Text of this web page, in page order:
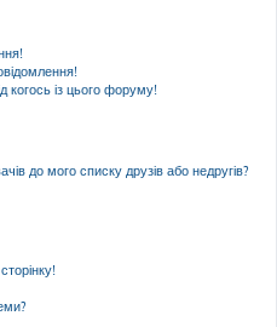
когось із цього форуму!
до мого списку друзів або недругів?